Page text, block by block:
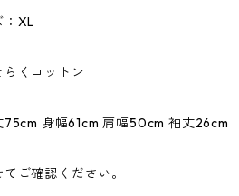
XL
くコットン
身幅61cm 肩幅50cm 袖丈26cm
ご確認ください。